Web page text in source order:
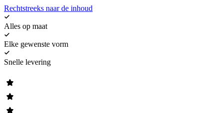
Rechtstreeks naar de inhoud
Alles op maat
Elke gewenste vorm
Snelle levering